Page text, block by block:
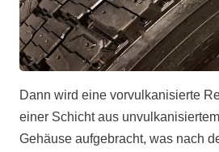
Dann wird eine vorvulkanisierte
einer Schicht aus
Gehäuse aufgebracht, was nach